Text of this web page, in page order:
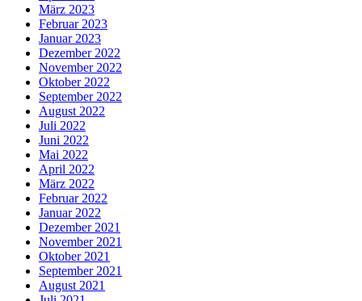
März 2023
Februar 2023
Januar 2023
Dezember 2022
November 2022
Oktober 2022
September 2022
August 2022
Juli 2022
Juni 2022
Mai 2022
April 2022
März 2022
Februar 2022
Januar 2022
Dezember 2021
November 2021
Oktober 2021
September 2021
August 2021